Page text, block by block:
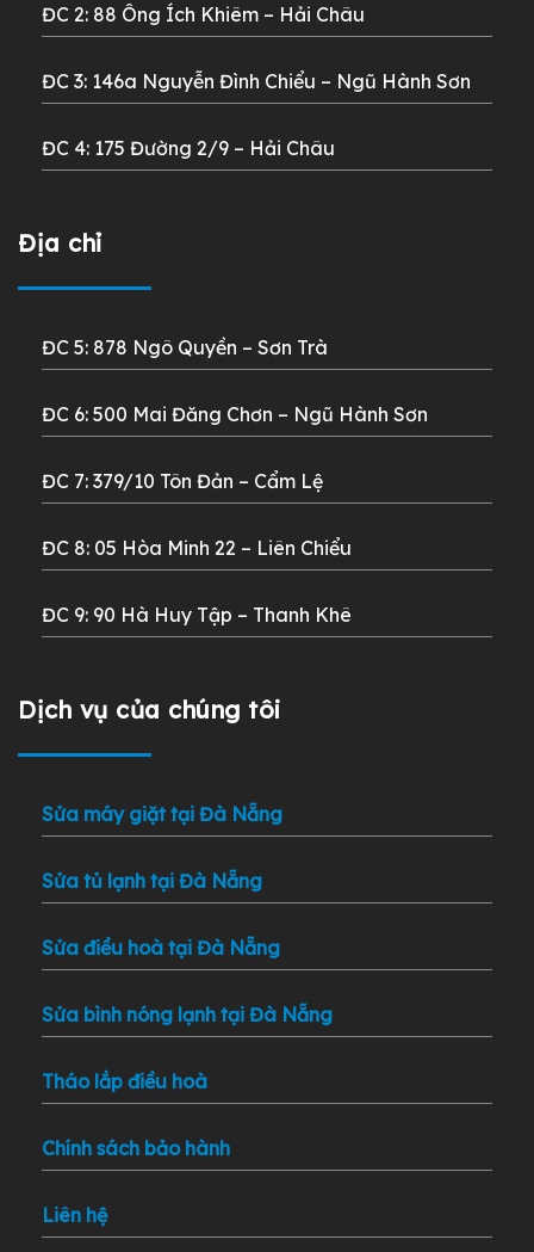
ĐC 2: 88 Ông Ích Khiêm – Hải Châu
ĐC 3: 146a Nguyễn Đình Chiểu – Ngũ Hành Sơn
ĐC 4: 175 Đường 2/9 – Hải Châu
Địa chỉ
ĐC 5: 878 Ngô Quyền – Sơn Trà
ĐC 6: 500 Mai Đăng Chơn – Ngũ Hành Sơn
ĐC 7: 379/10 Tôn Đản – Cẩm Lệ
ĐC 8: 05 Hòa Minh 22 – Liên Chiểu
ĐC 9: 90 Hà Huy Tập – Thanh Khê
Dịch vụ của chúng tôi
Sửa máy giặt tại Đà Nẵng
Sửa tủ lạnh tại Đà Nẵng
Sửa điều hoà tại Đà Nẵng
Sửa bình nóng lạnh tại Đà Nẵng
Tháo lắp điều hoà
Chính sách bảo hành
Liên hệ